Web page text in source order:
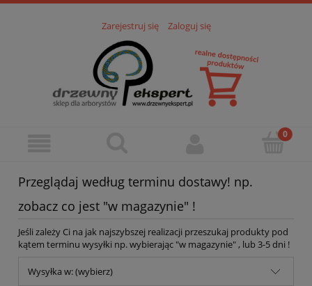
Zarejestruj się Zaloguj się
Przeglądaj według terminu dostawy! np.
zobacz co jest "w magazynie" !
Jeśli zależy Ci na jak najszybszej realizacji przeszukaj produkty pod
kątem terminu wysyłki np. wybierając "w magazynie" , lub 3-5 dni !
Wysyłka w: (wybierz)